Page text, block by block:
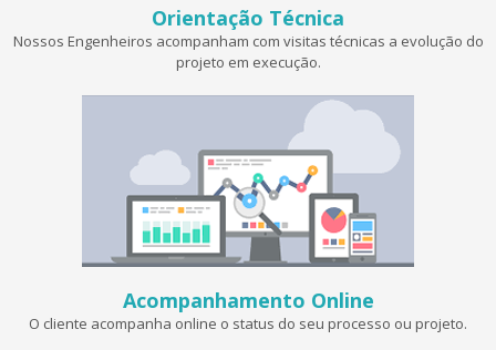
Orientação Técnica
Nossos Engenheiros acompanham com visitas técnicas a evolução do
projeto em execução.
Acompanhamento Online
O cliente acompanha online o status do seu processo ou projeto.